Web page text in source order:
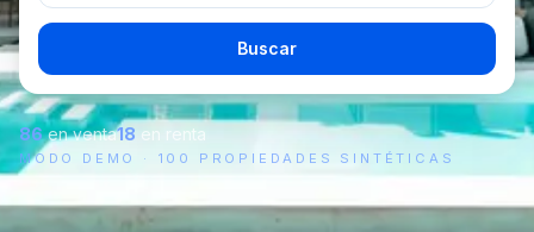
Buscar
86en venta18 en renta
MODO DEMO · 100 PROPIEDADES SINTÉTICAS